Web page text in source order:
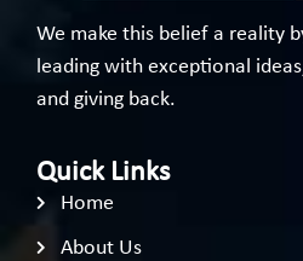
We make this belief a reality
leading with exceptional
and giving back.
Quick Links
Home
About Us